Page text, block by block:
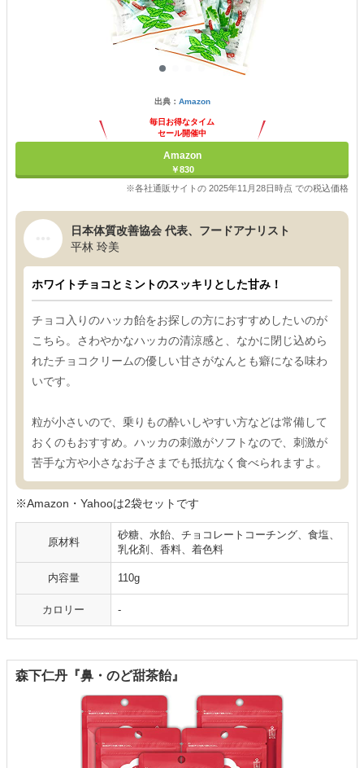
出典： Amazon
毎日お得なタイム
セール開催中
Amazon
￥830
※各社通販サイトの 2025年11月28日時点 での税込価格
日本体質改善協会 代表、フードアナリスト
平林 玲美
ホワイトチョコとミントのスッキリとした甘み！
チョコ入りのハッカ飴をお探しの方におすすめしたいのが
こちら。さわやかなハッカの清涼感と、なかに閉じ込めら
れたチョコクリームの優しい甘さがなんとも癖になる味わ
いです。
粒が小さいので、乗りもの酔いしやすい方などは常備して
おくのもおすすめ。ハッカの刺激がソフトなので、刺激が
苦手な方や小さなお子さまでも抵抗なく食べられますよ。
※Amazon・Yahooは2袋セットです
原材料
砂糖、水飴、チョコレートコーチング、食塩、
乳化剤、香料、着色料
内容量 110g
カロリー -
森下仁丹『鼻・のど甜茶飴』